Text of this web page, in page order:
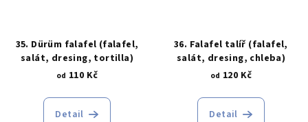
35. Dürüm falafel (falafel,
salát, dresing, tortilla)
od 110 Kč
Detail
36. Falafel talíř (falafel,
salát, dresing, chleba)
od 120 Kč
Detail